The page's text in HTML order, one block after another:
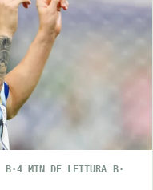
4 MIN DE LEITURA